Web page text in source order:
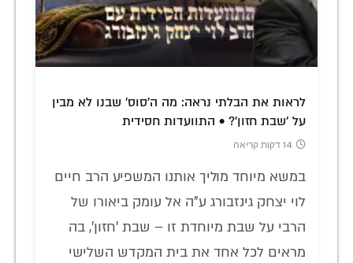
לראות את הבלתי נראה: מה ה'סוס' שבנו לא מבין
על 'שבת חזון'? • התוועדות חסידית
14 דקות קריאה
במשא מיוחד מוליך אותנו המשפיע הרב חיים
לוי יצחק גינזבורג ע"ה אל עומק ביאורו של
הרבי על שבת מיוחדת זו – שבת 'חזון', בה
מראים לכל אחד את בית המקדש השלישי